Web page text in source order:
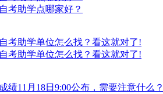
考助学点哪家好？
考助学单位怎么找？看这就对了!
考助学单位怎么找？看这就对了!
绩11月18日9:00公布，需要注意什么？